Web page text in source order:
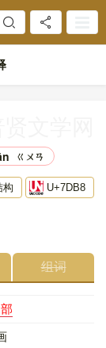
ㄍㄨㄢ
构 U+7DB8
组词